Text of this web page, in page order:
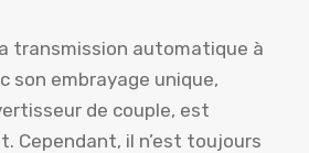
transmission automatique à
son embrayage unique,
de couple, est
Cependant, il n’est toujours